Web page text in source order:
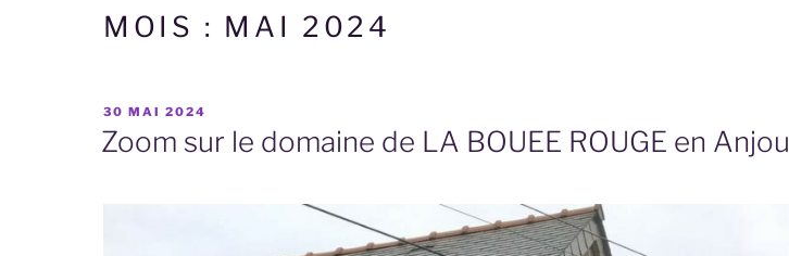
MOIS : MAI 2024
PUBLIÉ
LE
30 MAI 2024
Zoom sur le domaine de LA BOUEE ROUGE en Anjou